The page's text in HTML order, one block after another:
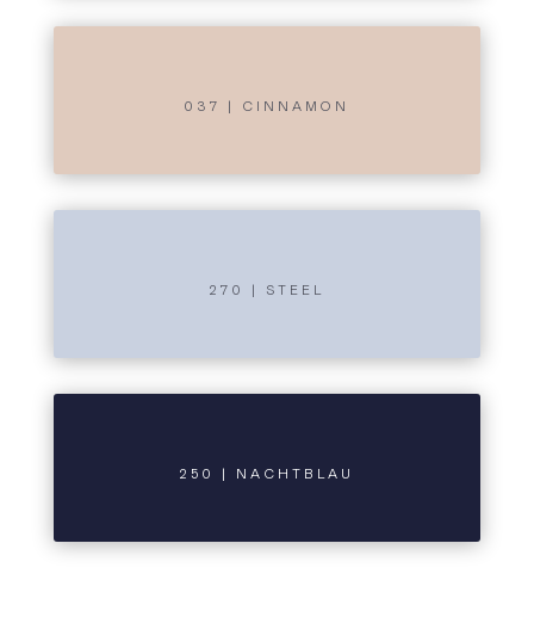
037 | CINNAMON
270 | STEEL
250 | NACHTBLAU